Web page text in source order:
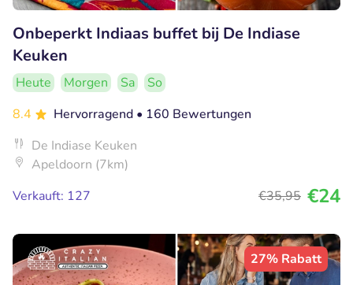
Onbeperkt Indiaas buffet bij De Indiase
Keuken
Heute Morgen Sa
So
8.4
Hervorragend • 160 Bewertungen
De Indiase Keuken
Apeldoorn (7km)
Verkauft: 127
€35,95 €24
27% Rabatt